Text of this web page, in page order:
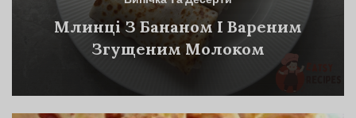
Млинці З Бананом І Вареним
Згущеним Молоком